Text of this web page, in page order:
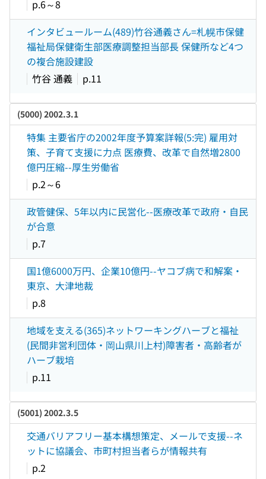
p.6～8
インタビュールーム(489)竹谷通義さん=札幌市保健
福祉局保健衛生部医療調整担当部長 保健所など4つ
の複合施設建設
竹谷 通義
p.11
(5000) 2002.3.1
特集 主要省庁の2002年度予算案詳報(5:完) 雇用対
策、子育て支援に力点 医療費、改革で自然増2800
億円圧縮--厚生労働省
p.2～6
政管健保、5年以内に民営化--医療改革で政府・自民
が合意
p.7
国1億6000万円、企業10億円--ヤコブ病で和解案・
東京、大津地裁
p.8
地域を支える(365)ネットワーキングハーブと福祉
(民間非営利団体・岡山県川上村)障害者・高齢者が
ハーブ栽培
p.11
(5001) 2002.3.5
交通バリアフリー基本構想策定、メールで支援--ネ
ットに協議会、市町村担当者らが情報共有
p.2